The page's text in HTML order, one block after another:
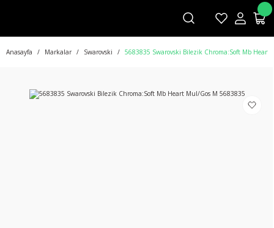
Anasayfa Markalar Swarovski 5683835 Swarovski Bilezik Chroma:Soft Mb Heart